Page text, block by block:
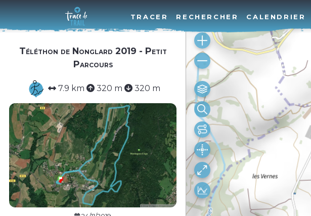
TRACER RECHERCHER CALENDRIER
Téléthon de Nonglard 2019 - Petit
Parcours
7.9 km 320 m 320 m